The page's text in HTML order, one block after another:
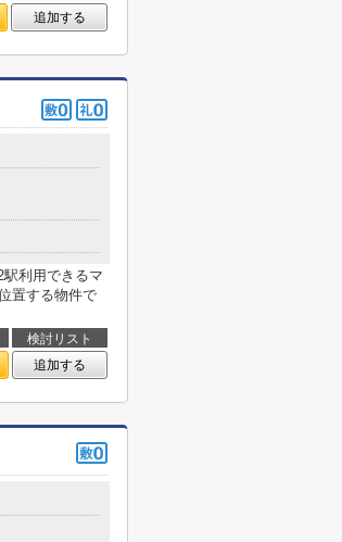
追加する
利用できるマ
置する物件で
検討リスト
追加する